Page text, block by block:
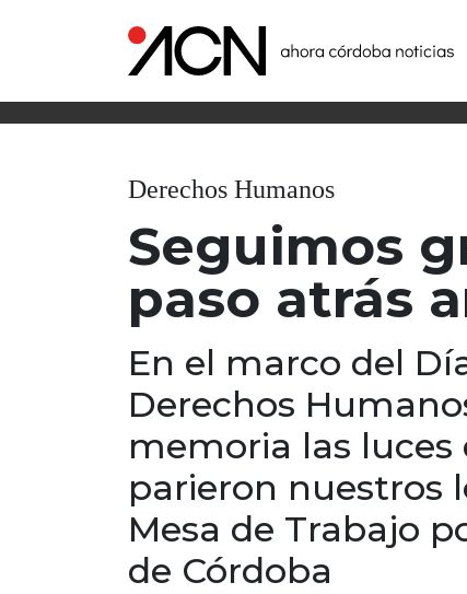
Derechos Humanos
Seguimos
paso atrás
En el marco del
Derechos
memoria las luces
parieron nuestros
Mesa de Trabajo
de Córdoba